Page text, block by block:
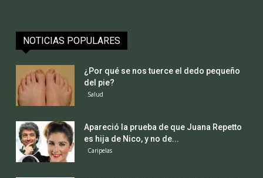
NOTICIAS POPULARES
¿Por qué se nos tuerce el dedo pequeño
del pie?
Salud
Apareció la prueba de que Juana Repetto
es hija de Nico, y no de...
Caripelas